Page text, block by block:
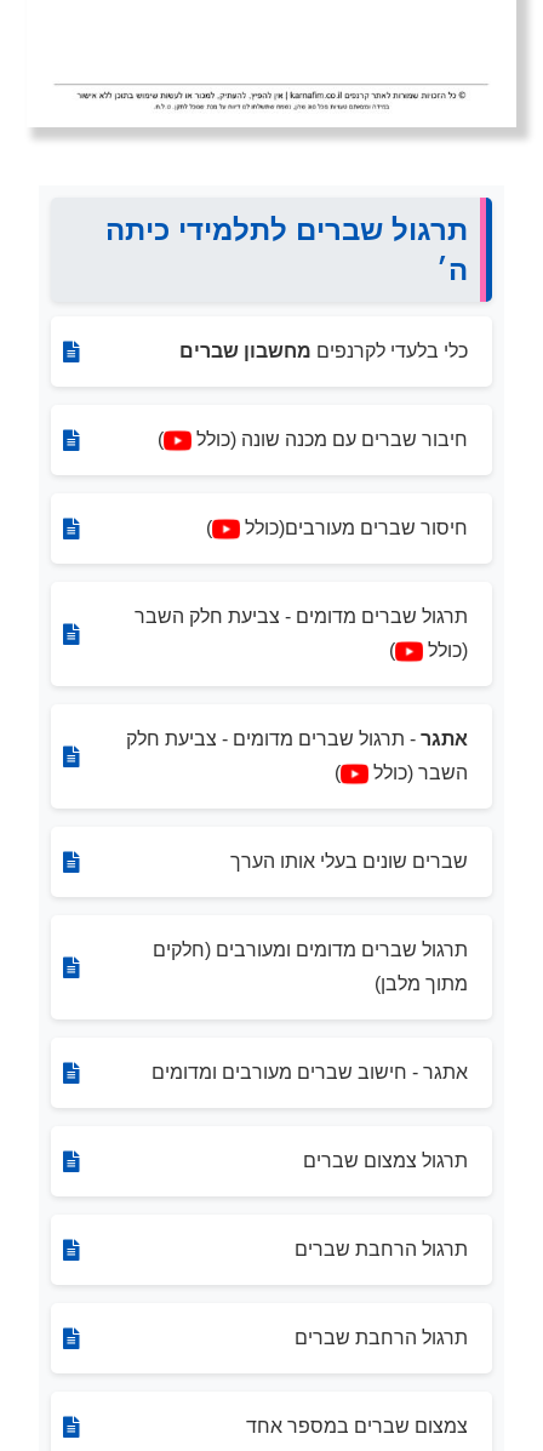
תרגול שברים לתלמידי כיתה
ה׳
כלי בלעדי לקרנפים מחשבון שברים
חיבור שברים עם מכנה שונה (כולל )
חיסור שברים מעורבים(כולל )
תרגול שברים מדומים - צביעת חלק השבר
(כולל
)
אתגר - תרגול שברים מדומים - צביעת חלק
השבר (כולל
)
שברים שונים בעלי אותו הערך
תרגול שברים מדומים ומעורבים (חלקים
מתוך מלבן)
אתגר - חישוב שברים מעורבים ומדומים
תרגול צמצום שברים
תרגול הרחבת שברים
תרגול הרחבת שברים
צמצום שברים במספר אחד